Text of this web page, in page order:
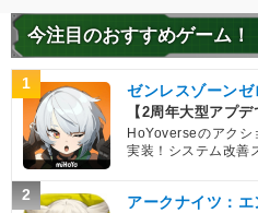
今注目のおすすめゲーム！
1 ゼンレスゾーンゼ
【2周年大型アプ
HoYoverseのアクシ
実装！システム改善
2 アークナイツ：